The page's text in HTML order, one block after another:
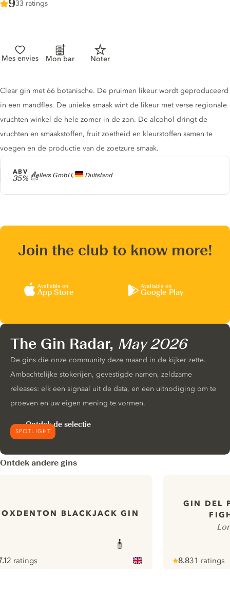
Score :
9/ 10
33 ratings
Mes envies Mon bar Noter
Producer
Kellers GmbH, Duitsland
ABV
35%
Gin description
Clear gin met 66 botanische. De pruimen likeur wordt geproduceerd
in een mandfles. De unieke smaak wint de likeur met verse regionale
vruchten winkel de hele zomer in de zon. De alcohol dringt de
vruchten en smaakstoffen, fruit zoetheid en kleurstoffen samen te
voegen en de productie van de zoetzure smaak.
Join the club to know more!
Available on
App Store
Available on
Google Play
SPOTLIGHT
The Gin Radar, May 2026
De gins die onze community deze maand in de kijker zette.
Ambachtelijke stokerijen, gevestigde namen, zeldzame
releases: elk een signaal uit de data, en een uitnodiging om te
proeven en uw eigen mening te vormen.
Ontdek de selectie
Ontdek andere gins
BLACKJACK GIN
2 ratings
GIN DEL
8.831 ratings